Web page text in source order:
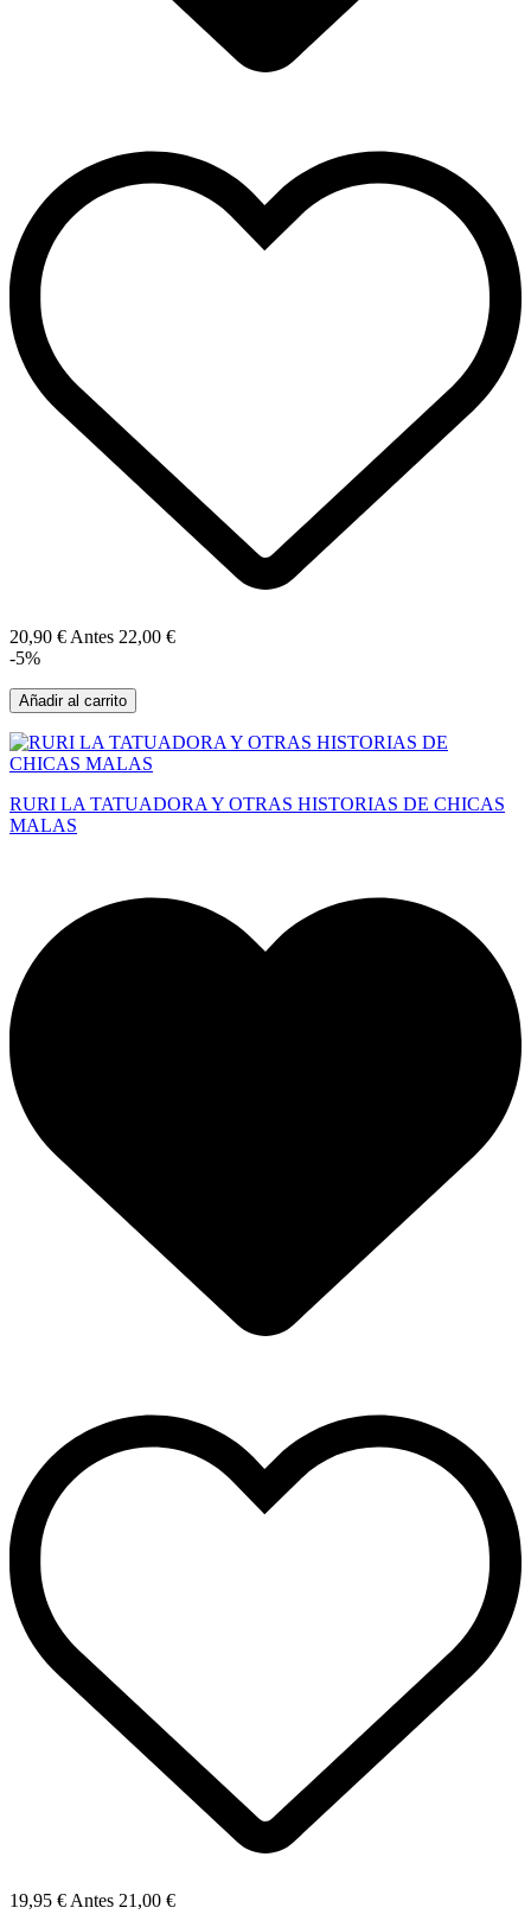
20,90 € Antes 22,00 €
-5%
Añadir al carrito
RURI LA TATUADORA Y OTRAS HISTORIAS DE CHICAS
MALAS
19,95 € Antes 21,00 €